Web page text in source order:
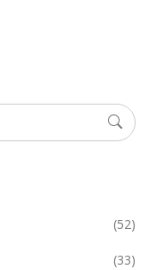
(52)
(33)